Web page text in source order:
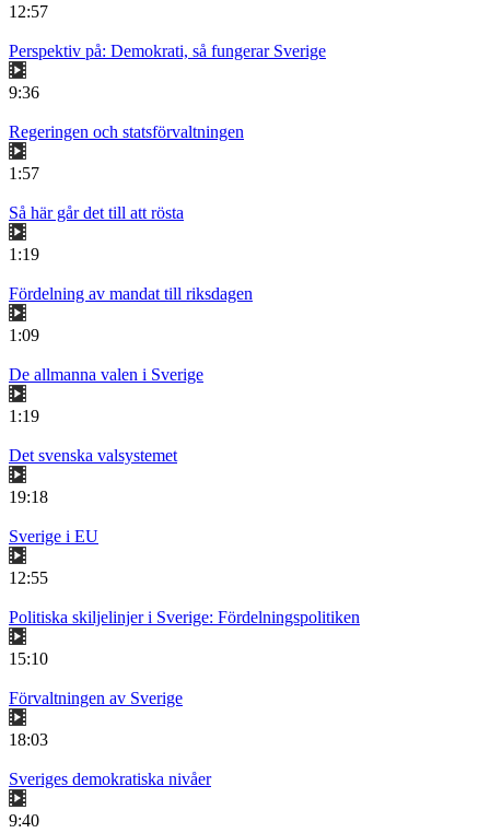
12:57
Perspektiv på: Demokrati, så fungerar Sverige
9:36
Regeringen och statsförvaltningen
1:57
Så här går det till att rösta
1:19
Fördelning av mandat till riksdagen
1:09
De allmanna valen i Sverige
1:19
Det svenska valsystemet
19:18
Sverige i EU
12:55
Politiska skiljelinjer i Sverige: Fördelningspolitiken
15:10
Förvaltningen av Sverige
18:03
Sveriges demokratiska nivåer
9:40